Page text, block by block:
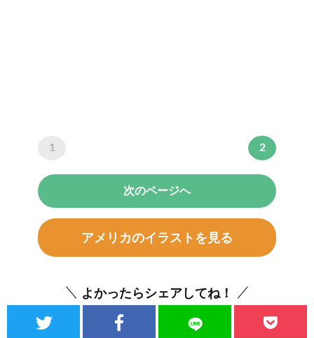
1 2
次のページへ
アメリカのイラストを見る
よかったらシェアしてね！